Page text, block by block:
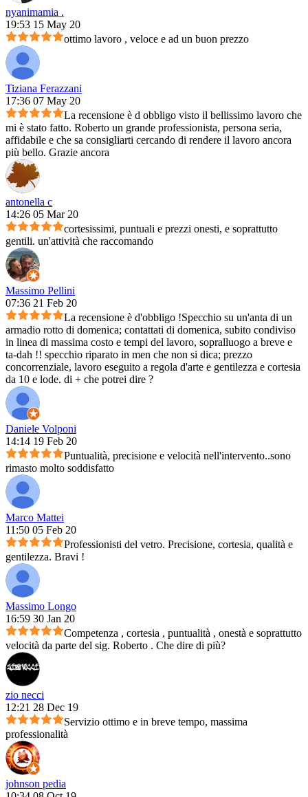
nyanimamia .
19:53 15 May 20
ottimo lavoro , veloce e ad un buon prezzo
Tiziana Ferazzani
17:36 07 May 20
La recensione è d obbligo visto il bellissimo lavoro che
mi è stato fatto. Roberto un grande professionista, persona seria,
affidabile e che sa consigliarti cercando di rendere il lavoro ancora
più bello. Grazie ancora
antonella c
14:26 05 Mar 20
cortesissimi, puntuali e prezzi onesti, e soprattutto
gentili. un'attività che raccomando
Massimo Pellini
07:36 21 Feb 20
La recensione è d'obbligo !Specchio su un'anta di un
armadio rotto di domenica; contattati di domenica, subito condiviso
in linea di massima costo e tempi del lavoro, sopralluogo a breve e
ta-dah !! specchio riparato in men che non si dica; prezzo
concorrenziale, lavoro eseguito a regola d'arte e gentilezza e cortesia
da 10 e lode. di + che potrei dire ?
Daniele Volponi
14:14 19 Feb 20
Puntualità, precisione e velocità nell'intervento..sono
rimasto molto soddisfatto
Marco Mattei
11:50 05 Feb 20
Professionisti del vetro. Precisione, cortesia, qualità e
gentilezza. Bravi !
Massimo Longo
16:59 30 Jan 20
Competenza , cortesia , puntualità , onestà e soprattutto
velocità da parte del sig. Roberto . Che dire di più?
zio necci
12:21 28 Dec 19
Servizio ottimo e in breve tempo, massima
professionalità
johnson pedia